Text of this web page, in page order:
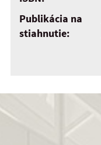
Publikácia na
stiahnutie: